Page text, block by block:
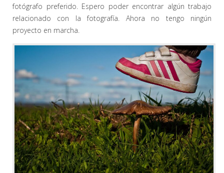
fotógrafo preferido. Espero poder encontrar algún trabajo
relacionado con la fotografía. Ahora no tengo ningún
proyecto en marcha.